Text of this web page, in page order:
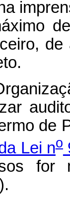
de
Lei no